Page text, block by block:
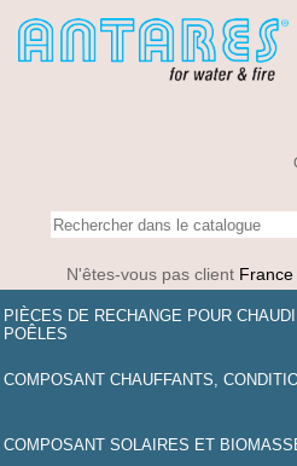
N'êtes-vous pas client France
PIÈCES DE RECHANGE POUR
POÊLES
COMPOSANT CHAUFFANTS,
COMPOSANT SOLAIRES ET